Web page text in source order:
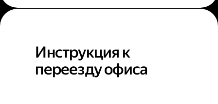
Инструкция к
переезду офиса